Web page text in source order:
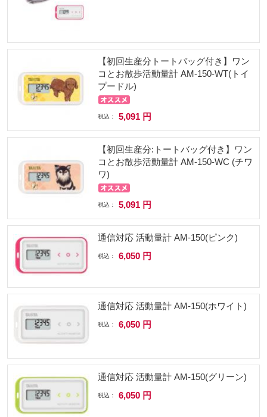
【初回生産分トートバッグ付き】ワン
コとお散歩活動量計 AM-150-WT(トイ
プードル)
税込： 5,091 円
【初回生産分:トートバッグ付き】ワン
コとお散歩活動量計 AM-150-WC (チワ
ワ)
税込： 5,091 円
通信対応 活動量計 AM-150(ピンク)
税込： 6,050 円
通信対応 活動量計 AM-150(ホワイト)
税込： 6,050 円
通信対応 活動量計 AM-150(グリーン)
税込： 6,050 円